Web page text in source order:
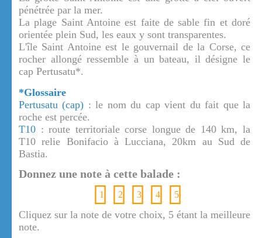
pénétrée par la mer.
La plage Saint Antoine est faite de sable fin et doré
orientée plein Sud, les eaux y sont transparentes.
L'île Saint Antoine est le gouvernail de la Corse, ce
rocher allongé ressemble à un bateau, il désigne le
cap Pertusatu*.
*Glossaire
Pertusatu (cap) : le nom du cap vient du fait que la
roche est percée.
T10 : route territoriale corse longue de 140 km, la
T10 relie Bonifacio à Lucciana, 20km au Sud de
Bastia.
Donnez une note à cette balade :
1 2 3 4 5
Cliquez sur la note de votre choix, 5 étant la meilleure
note.